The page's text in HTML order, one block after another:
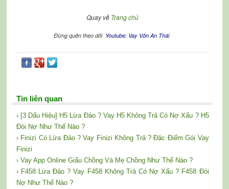
Quay về Trang chủ
Đừng quên theo dõi Youtube: Vay Vốn An Thái
Tin liên quan
› [3 Dấu Hiệu] H5 Lừa Đảo ? Vay H5 Không Trả Có Nợ Xấu ? H5
Đòi Nợ Như Thế Nào ?
› Finizi Có Lừa Đảo ? Vay Finizi Không Trả ? Đặc Điểm Gói Vay
Finizi
› Vay App Online Giấu Chồng Và Mẹ Chồng Như Thế Nào ?
› F458 Lừa Đảo ? Vay F458 Không Trả Có Nợ Xấu ? F458 Đòi
Nợ Như Thế Nào ?